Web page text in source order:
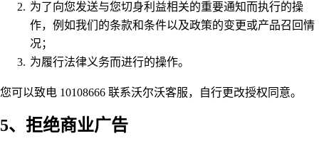
为了向您发送与您切身利益相关的重要通知而执行的操
作，例如我们的条款和条件以及政策的变更或产品召回情
况；
为履行法律义务而进行的操作。
您可以致电 10108666 联系沃尔沃客服，自行更改授权同意。
5、拒绝商业广告